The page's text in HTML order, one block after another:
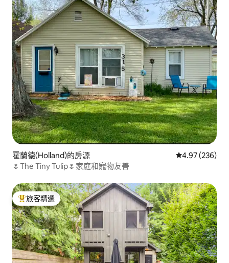
霍蘭德(Holland)的房源 從 236 則評價
4.97 (236)
🌷The Tiny Tulip🌷家庭和寵物友善
旅客精選榜首
旅客精選